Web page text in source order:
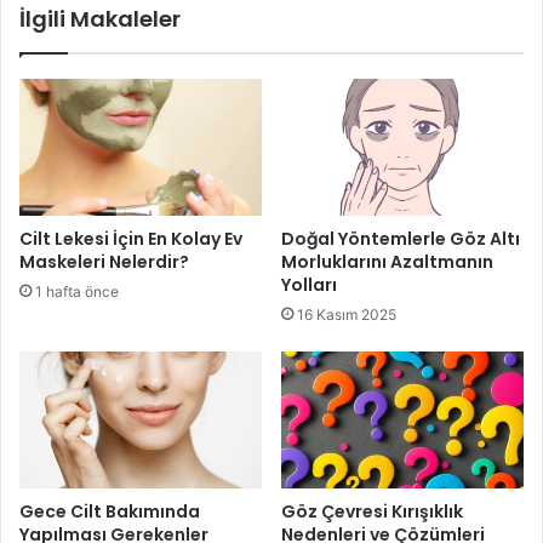
önler.
Önerilen Hafif Nemlendirici Türleri
Jel Nemlendiriciler:
Su bazlıdır, hızlı emilir ve yağlı
ciltlerde parlama yapmaz.
Lotion (Losyon) Formüller:
Hafif ve sıvı yapıda
oldukları için günlük kullanım için uygundur.
Matlaştırıcı Nemlendiriciler:İçeriklerinde sebum
dengeleyici bileşenler bulunan ürünler, ciltte mat
Yağlı ciltler için nemlendirici seçerken, sadece hafif
olmasına değil, aynı zamanda cildin ihtiyaç duyduğu nemi
sağlamasına dikkat etmek gerekir. Aksi takdirde, cilt
kuruyabilir ve yağ üretimi daha da artabilir.
İlgili Makaleler
Cilt Lekesi İçin En Kolay Ev
Maskeleri Nelerdir?
1 hafta önce
Doğal Yöntemlerle Göz Altı
Morluklarını Azaltmanın
Yolları
16 Kasım 2025
Gece Cilt Bakımında
Yapılması Gerekenler
Göz Çevresi Kırışıklık
Nedenleri ve Çözümleri